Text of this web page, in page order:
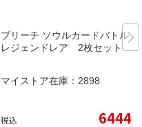
ブリーチ ソウルカードバトル
レジェンドレア 2枚セット
マイストア在庫： 2898
税込 6444